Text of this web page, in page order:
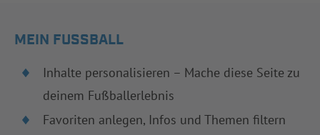
MEIN FUSSBALL
Inhalte personalisieren – Mache diese Seite zu
deinem Fußballerlebnis
Favoriten anlegen, Infos und Themen filtern